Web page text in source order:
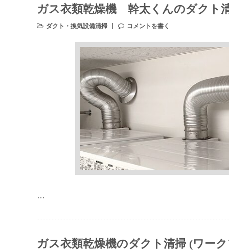
ガス衣類乾燥機 幹太くんのダクト
ダクト・換気設備清掃 コメントを書く
…
ガス衣類乾燥機のダクト清掃 (ワー